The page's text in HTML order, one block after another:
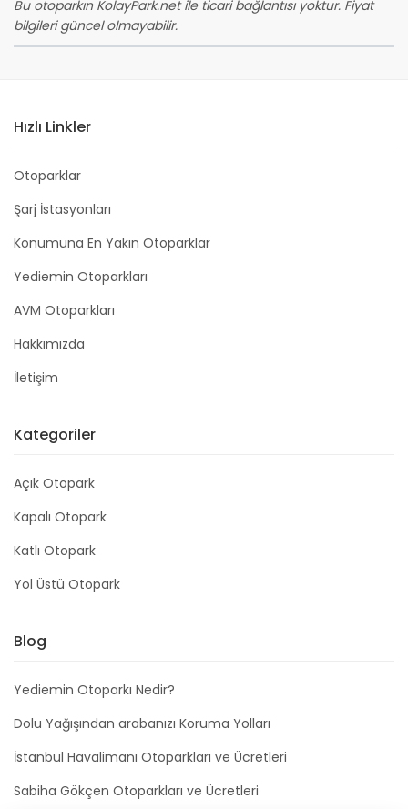
Bu otoparkın KolayPark.net ile ticari bağlantısı yoktur. Fiyat
bilgileri güncel olmayabilir.
Hızlı Linkler
Otoparklar
Şarj İstasyonları
Konumuna En Yakın Otoparklar
Yediemin Otoparkları
AVM Otoparkları
Hakkımızda
İletişim
Kategoriler
Açık Otopark
Kapalı Otopark
Katlı Otopark
Yol Üstü Otopark
Blog
Yediemin Otoparkı Nedir?
Dolu Yağışından arabanızı Koruma Yolları
İstanbul Havalimanı Otoparkları ve Ücretleri
Sabiha Gökçen Otoparkları ve Ücretleri